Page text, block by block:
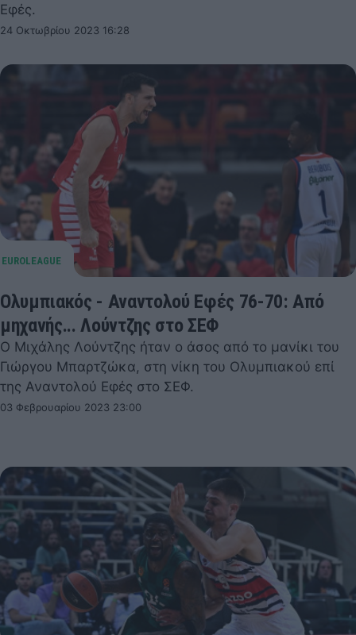
Εφές.
24 Οκτωβρίου 2023 16:28
Ολυμπιακός - Αναντολού Εφές 76-70: Από
μηχανής... Λούντζης στο ΣΕΦ
Ο Μιχάλης Λούντζης ήταν ο άσος από το μανίκι του
Γιώργου Μπαρτζώκα, στη νίκη του Ολυμπιακού επί
της Αναντολού Εφές στο ΣΕΦ.
03 Φεβρουαρίου 2023 23:00